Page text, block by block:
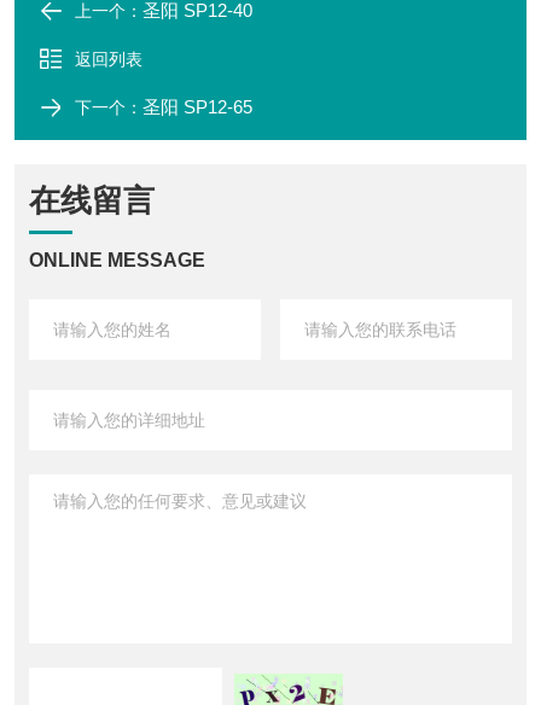
上一个： 圣阳 SP12-40
返回列表
下一个： 圣阳 SP12-65
在线留言
ONLINE MESSAGE